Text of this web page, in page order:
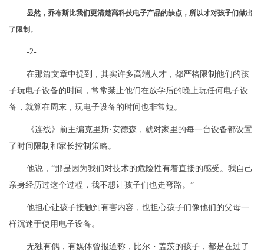
显然，乔布斯比我们更清楚高科技电子产品的缺点，所以才对孩子们做出
了限制。
-2-
在那篇文章中提到，其实许多高端人才，都严格限制他们的孩
子玩电子设备的时间，常常禁止他们在放学后的晚上玩任何电子设
备，就算在周末，玩电子设备的时间也非常短。
《连线》前主编克里斯·安德森，就对家里的每一台设备都设置
了时间限制和家长控制策略。
他说，“那是因为我们对技术的危险性有着直接的感受。我自己
亲身经历过这个过程，我不想让孩子们也走弯路。”
他担心让孩子接触到有害内容，也担心孩子们像他们的父母一
样沉迷于使用电子设备。
无独有偶，有媒体曾报道称，比尔・盖茨的孩子，都是在过了